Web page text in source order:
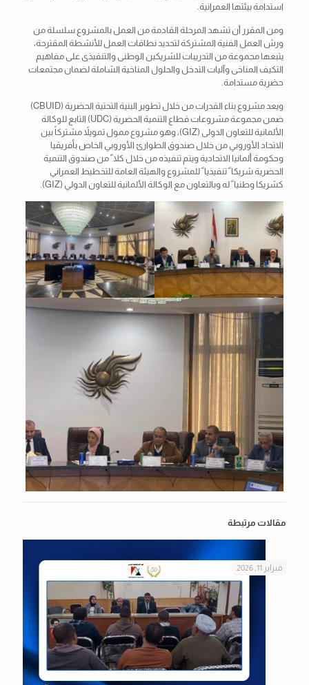
استدامة بيئتها العمرانية.
ومن المقرر أن تشهد المرحلة القادمة من العمل بالمشروع سلسلة من
ورش العمل الفنية المشتركة لتحديد نطاقات العمل للأنشطة المقترحة،
يتبعها مجموعة من التدريبات للشريكين الوطنى والتنفيذى على مفاهيم
التكيف المناخى وآليات التدخل والحلول المناخية الشاملة لضمان مجتمعات
حضرية مستدامة.
ويعد مشروع بناء القدرات من خلال تطوير البنية التحتية الحضرية (CBUID)
ضمن مجموعة مشروعات قطاع التنمية الحضرية (UDC) التابع للوكالة
الألمانية للتعاون الدولى (GIZ)، وهو مشروع ممول تمويلاً مشتركاً بين
الاتحاد الأوروبي من خلال صندوق الطوارئ الأوروبي الخاص بأفريقيا
وحكومة ألمانيا الاتحادية ويتم تنفيذه من خلال كلاﹰ من صندوق التنمية
الحضرية شريكاﹰ تنفيذياﹰ للمشروع والهيئة العامة للتخطيط العمراني
كشريكا وطنياﹰ له وبالتعاون مع الوكالة الألمانية للتعاون الدولي (GIZ).
مقالات مرتبطة
فبراير 11, 2026